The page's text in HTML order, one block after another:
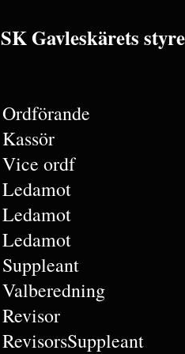
SK Gavleskärets
Ordförande
Kassör
Vice ordf
Ledamot
Ledamot
Ledamot
Suppleant
Valberedning
Revisor
RevisorsSuppleant